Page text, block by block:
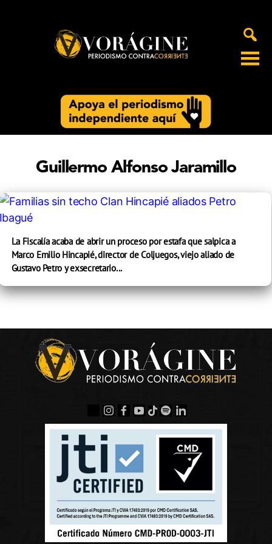
Guillermo Alfonso Jaramillo
La Fiscalía acaba de abrir un proceso por estafa que salpica a
Marco Emilio Hincapié, director de Coljuegos, viejo aliado de
Gustavo Petro y exsecretario...